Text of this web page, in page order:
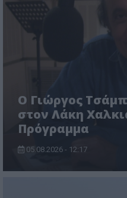
O Γιώργος
στον Λάκη
Πρόγραμμα
05.08.2026 - 12:17